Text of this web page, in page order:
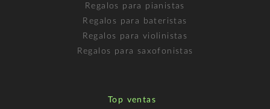
Regalos para pianistas
Regalos para bateristas
Regalos para violinistas
Regalos para saxofonistas
Top ventas